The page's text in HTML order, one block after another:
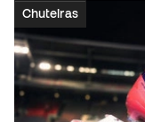
Chuteiras